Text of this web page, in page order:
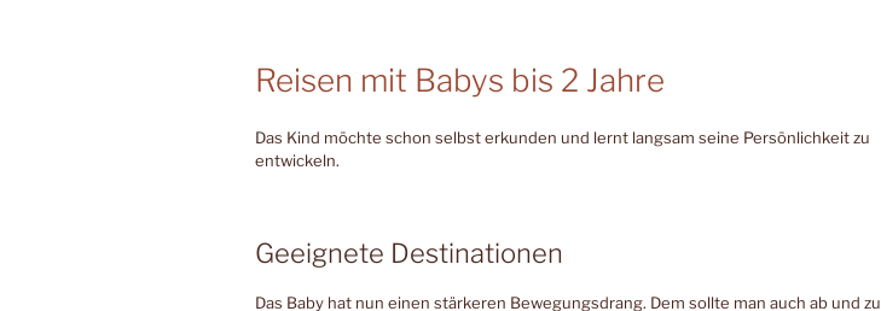
Reisen mit Babys bis 2 Jahre
Das Kind möchte schon selbst erkunden und lernt langsam seine Persönlichkeit zu
entwickeln.
Geeignete Destinationen
Das Baby hat nun einen stärkeren Bewegungsdrang. Dem sollte man auch ab und zu